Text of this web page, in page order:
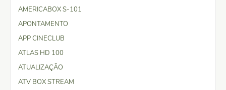
AMERICABOX S-101
APONTAMENTO
APP CINECLUB
ATLAS HD 100
ATUALIZAÇÃO
ATV BOX STREAM